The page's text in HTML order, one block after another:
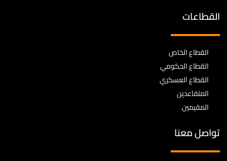
القطاعات
القطاع الخاص
القطاع الحكومي
القطاع العسكري
المتقاعدين
المقيمين
تواصل معنا